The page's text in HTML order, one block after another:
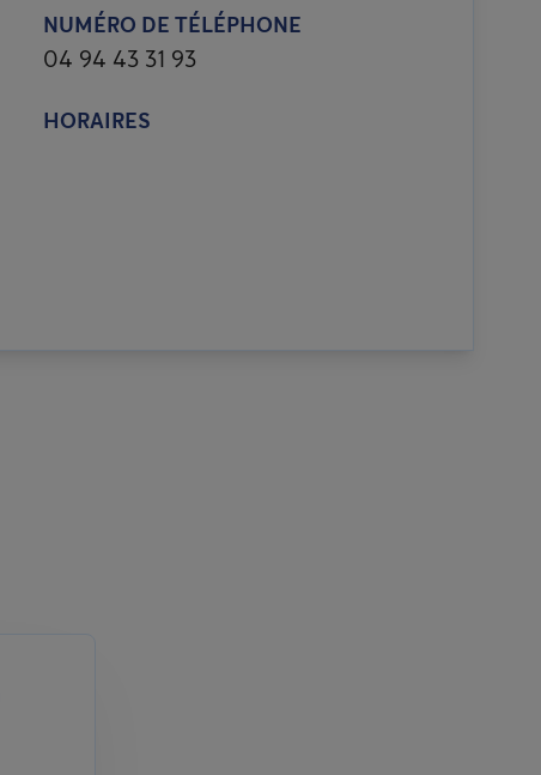
NUMÉRO DE TÉLÉPHONE
04 94 43 31 93
HORAIRES